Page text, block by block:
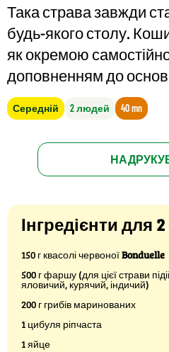
Така страва завжди
будь-якого столу.
як окремою
доповненням до
Середній 2 людей 40 mn
Інгредієнти для 2
150 г квасолі червоноїBonduelle
500 г фаршу (для цієї страви
яловичий, курячий, індичий)
200 г грибів маринованих
1 цибуля ріпчаста
1 яйце